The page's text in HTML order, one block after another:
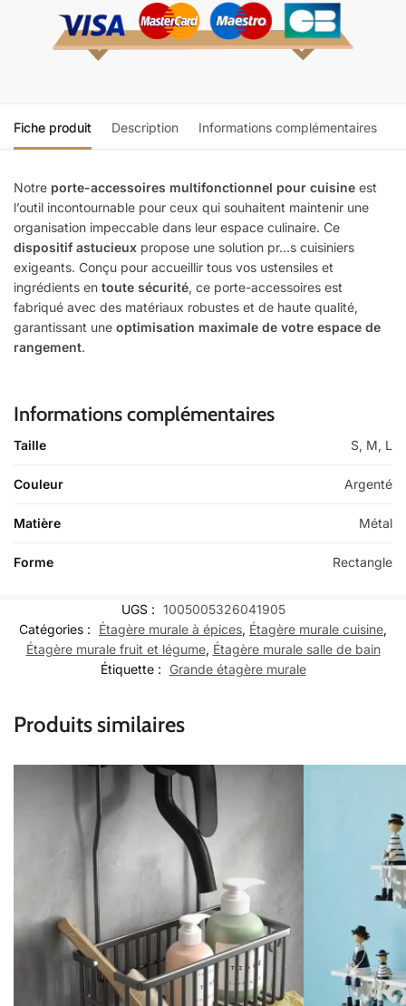
Fiche produit Description Informations complémentaires
Notre porte-accessoires multifonctionnel pour cuisine est
l’outil incontournable pour ceux qui souhaitent maintenir une
organisation impeccable dans leur espace culinaire. Ce
dispositif astucieux propose une solution pr…s cuisiniers
exigeants. Conçu pour accueillir tous vos ustensiles et
ingrédients en toute sécurité, ce porte-accessoires est
fabriqué avec des matériaux robustes et de haute qualité,
garantissant une optimisation maximale de votre espace de
rangement.
Informations complémentaires
Taille S, M, L
Couleur Argenté
Matière Métal
Forme Rectangle
UGS : 1005005326041905
Catégories :
Étagère murale à épices, Étagère murale cuisine,
Étagère murale fruit et légume, Étagère murale salle de bain
Étiquette :
Grande étagère murale
Produits similaires